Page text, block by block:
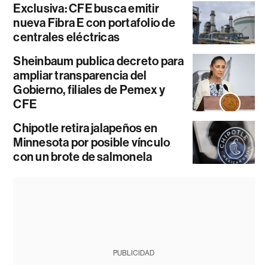
Exclusiva: CFE busca emitir
nueva Fibra E con portafolio de
centrales eléctricas
Sheinbaum publica decreto para
ampliar transparencia del
Gobierno, filiales de Pemex y
CFE
Chipotle retira jalapeños en
Minnesota por posible vínculo
con un brote de salmonela
PUBLICIDAD